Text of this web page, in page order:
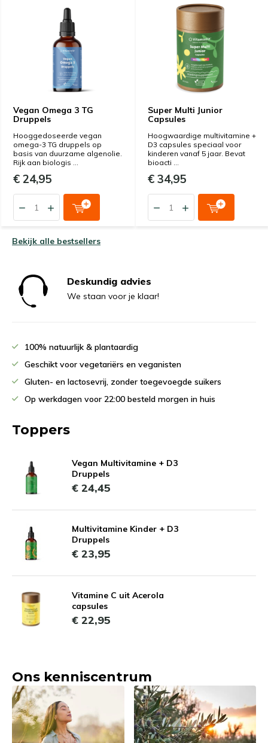
Vegan Omega 3 TG
Druppels
Hooggedoseerde vegan
omega-3 TG druppels op
basis van duurzame algenolie.
Rijk aan biologis ...
€ 24,95
Super Multi Junior
Capsules
Hoogwaardige multivitamine +
D3 capsules speciaal voor
kinderen vanaf 5 jaar. Bevat
bioacti ...
€ 34,95
Bekijk alle bestsellers
Deskundig advies
We staan voor je klaar!
100% natuurlijk & plantaardig
Geschikt voor vegetariërs en veganisten
Gluten- en lactosevrij, zonder toegevoegde suikers
Op werkdagen voor 22:00 besteld morgen in huis
Toppers
Vegan Multivitamine + D3
Druppels
€ 24,45
Multivitamine Kinder + D3
Druppels
€ 23,95
Vitamine C uit Acerola
capsules
€ 22,95
Ons kenniscentrum